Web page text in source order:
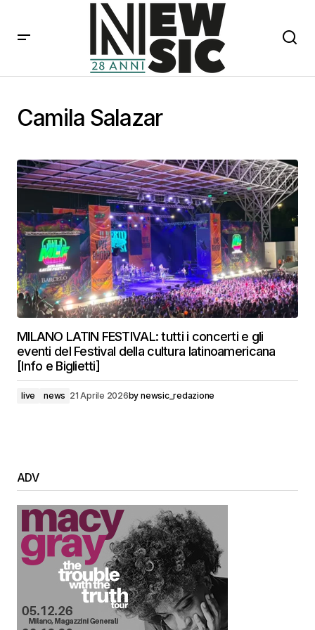
Camila Salazar
MILANO LATIN FESTIVAL: tutti i concerti e gli
eventi del Festival della cultura latinoamericana
[Info e Biglietti]
live news 21 Aprile 2026by newsic_redazione
ADV